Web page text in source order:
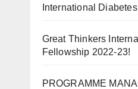
International
Great Thinkers
Fellowship 2022-23!
PROGRAMME